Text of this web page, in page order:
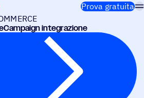
Prova gratuita
integrazione